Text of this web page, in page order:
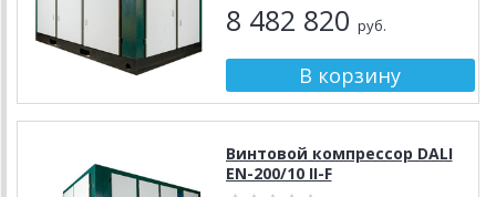
8 482 820 руб.
Винтовой компрессор DALI
EN-200/10 II-F